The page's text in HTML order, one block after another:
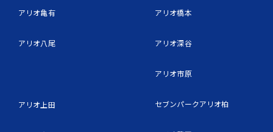
アリオ亀有
アリオ八尾
アリオ上田
アリオ橋本
アリオ深谷
アリオ市原
セブンパークアリオ柏